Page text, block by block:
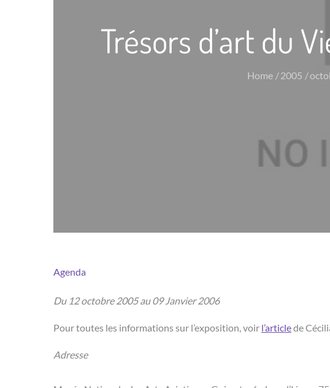
Trésors d’art du
Home 2005
Agenda
Du 12 octobre 2005 au 09 Janvier 2006
Pour toutes les informations sur l’exposition, voir l’articlede
Adresse